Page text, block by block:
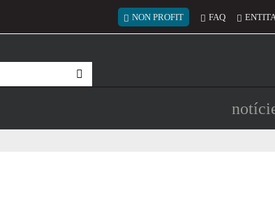
Menú del compte
NON PROFIT FAQ